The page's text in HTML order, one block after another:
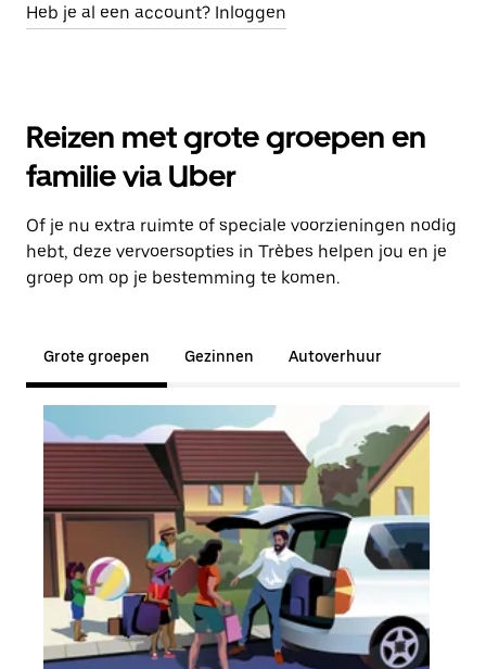
Heb je al een account? Inloggen
Reizen met grote groepen en
familie via Uber
Of je nu extra ruimte of speciale voorzieningen nodig
hebt, deze vervoersopties in Trèbes helpen jou en je
groep om op je bestemming te komen.
Grote groepen Gezinnen Autoverhuur